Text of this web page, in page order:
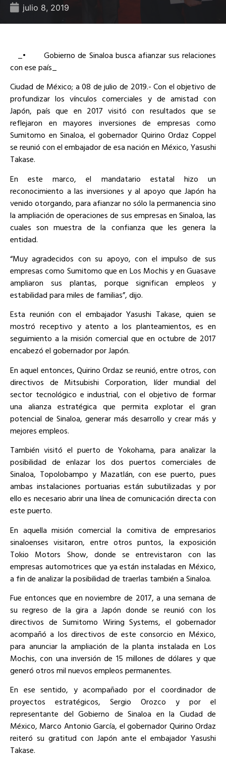
julio 8, 2019
_•
Gobierno de Sinaloa busca afianzar sus relaciones
con ese país_
Ciudad de México; a 08 de julio de 2019.- Con el objetivo de
profundizar los vínculos comerciales y de amistad con
Japón, país que en 2017 visitó con resultados que se
reflejaron en mayores inversiones de empresas como
Sumitomo en Sinaloa, el gobernador Quirino Ordaz Coppel
se reunió con el embajador de esa nación en México, Yasushi
Takase.
En este marco, el mandatario estatal hizo un
reconocimiento a las inversiones y al apoyo que Japón ha
venido otorgando, para afianzar no sólo la permanencia sino
la ampliación de operaciones de sus empresas en Sinaloa, las
cuales son muestra de la confianza que les genera la
entidad.
“Muy agradecidos con su apoyo, con el impulso de sus
empresas como Sumitomo que en Los Mochis y en Guasave
ampliaron sus plantas, porque significan empleos y
estabilidad para miles de familias”, dijo.
Esta reunión con el embajador Yasushi Takase, quien se
mostró receptivo y atento a los planteamientos, es en
seguimiento a la misión comercial que en octubre de 2017
encabezó el gobernador por Japón.
En aquel entonces, Quirino Ordaz se reunió, entre otros, con
directivos de Mitsubishi Corporation, líder mundial del
sector tecnológico e industrial, con el objetivo de formar
una alianza estratégica que permita explotar el gran
potencial de Sinaloa, generar más desarrollo y crear más y
mejores empleos.
También visitó el puerto de Yokohama, para analizar la
posibilidad de enlazar los dos puertos comerciales de
Sinaloa, Topolobampo y Mazatlán, con ese puerto, pues
ambas instalaciones portuarias están subutilizadas y por
ello es necesario abrir una línea de comunicación directa con
este puerto.
En aquella misión comercial la comitiva de empresarios
sinaloenses visitaron, entre otros puntos, la exposición
Tokio Motors Show, donde se entrevistaron con las
empresas automotrices que ya están instaladas en México,
a fin de analizar la posibilidad de traerlas también a Sinaloa.
Fue entonces que en noviembre de 2017, a una semana de
su regreso de la gira a Japón donde se reunió con los
directivos de Sumitomo Wiring Systems, el gobernador
acompañó a los directivos de este consorcio en México,
para anunciar la ampliación de la planta instalada en Los
Mochis, con una inversión de 15 millones de dólares y que
generó otros mil nuevos empleos permanentes.
En ese sentido, y acompañado por el coordinador de
proyectos estratégicos, Sergio Orozco y por el
representante del Gobierno de Sinaloa en la Ciudad de
México, Marco Antonio García, el gobernador Quirino Ordaz
reiteró su gratitud con Japón ante el embajador Yasushi
Takase.